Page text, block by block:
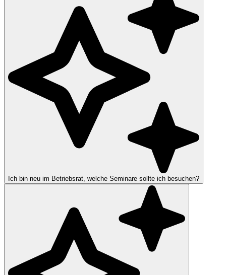
Ich bin neu im Betriebsrat, welche Seminare sollte ich besuchen?